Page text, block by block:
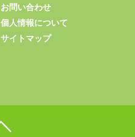
お問い合わせ
個人情報について
サイトマップ